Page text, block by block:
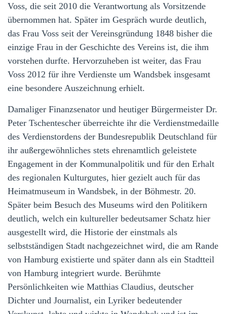
Voss, die seit 2010 die Verantwortung als Vorsitzende
übernommen hat. Später im Gespräch wurde deutlich,
das Frau Voss seit der Vereinsgründung 1848 bisher die
einzige Frau in der Geschichte des Vereins ist, die ihm
vorstehen durfte. Hervorzuheben ist weiter, das Frau
Voss 2012 für ihre Verdienste um Wandsbek insgesamt
eine besondere Auszeichnung erhielt.
Damaliger Finanzsenator und heutiger Bürgermeister Dr.
Peter Tschentescher überreichte ihr die Verdienstmedaille
des Verdienstordens der Bundesrepublik Deutschland für
ihr außergewöhnliches stets ehrenamtlich geleistete
Engagement in der Kommunalpolitik und für den Erhalt
des regionalen Kulturgutes, hier gezielt auch für das
Heimatmuseum in Wandsbek, in der Böhmestr. 20.
Später beim Besuch des Museums wird den Politikern
deutlich, welch ein kultureller bedeutsamer Schatz hier
ausgestellt wird, die Historie der einstmals als
selbstständigen Stadt nachgezeichnet wird, die am Rande
von Hamburg existierte und später dann als ein Stadtteil
von Hamburg integriert wurde. Berühmte
Persönlichkeiten wie Matthias Claudius, deutscher
Dichter und Journalist, ein Lyriker bedeutender